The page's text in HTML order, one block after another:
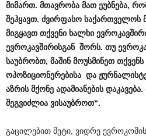
მიმართ. მთავრობა მათ ეუბნება,
შეჰყავთ. ძვირფასო საქართველოს
მიგყავთ თქვენი ხალხი
ევროკავშირისგან შორს. თუ
საუბრობთ, მაშინ მოუსმინეთ თქვენს
ოპოზიციონერებისა და
აზრის მქონე ადამიანების დაკავება.
შეგვიძლია ვისაუბროთ“.
გაცილებით მეტი, ვიდრე